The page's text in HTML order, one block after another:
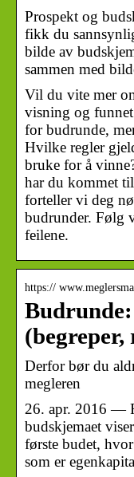
Prospekt og
fikk du
bilde av
sammen med
Vil du vite mer
visning og
for budrunde,
Hvilke regler
bruke for å
har du kommet
forteller vi deg
budrunder. Følg
feilene.
https://
Derfor bør du
megleren
26. apr. 2016 —
budskjemaet
første budet,
som er